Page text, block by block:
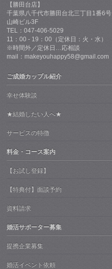
【勝田台店】
千葉県八千代市勝田台北三丁目1番6号
山崎ビル3F
TEL：047-406-5029
11：00 - 19：00（定休日：火・水）
※時間外／定休日…応相談
mail：makeyouhappy58@gmail.com
ご成婚カップル紹介
幸せ体験談
★結婚したい人へ★
サービスの特徴
料金・コース案内
【お試し登録】
【特典付】面談予約
資料請求
婚活サポーター募集
提携企業募集
婚活イベント依頼